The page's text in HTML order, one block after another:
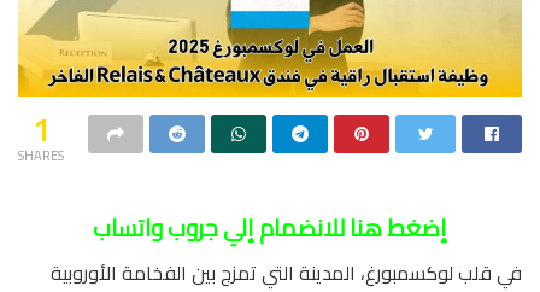
1
SHARES
إضغط هنا للانضمام إلي جروب واتساب
في قلب لوكسمبورغ، المدينة التي تمزج بين الفخامة الأوروبية